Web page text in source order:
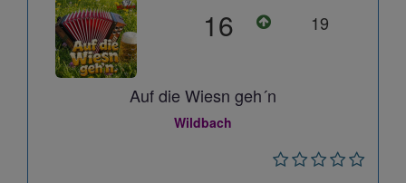
16 19
Auf die Wiesn geh´n
Wildbach